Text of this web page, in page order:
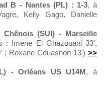
B - Nantes (PL) : 1-3, à
Kelly Gago, Danielle
Chênois (SUI) - Marseille
: Imene El Ghazouani 33',
; Roxane Couasnon 13') >>
- Orléans US U14M , à